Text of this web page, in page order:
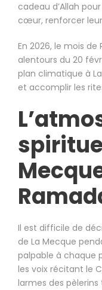
cadeau d’Allah
cœur, renforcer
En 2026, le mois
alentours du 20
plan climatique à
et accomplir les
Il est difficile de
de La Mecque
palpable à chaque
les voix récitant le
larmes des